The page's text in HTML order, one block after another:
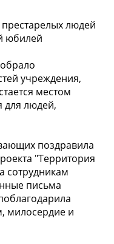
людей
юбилей
учреждения,
местом
для людей,
поздравила
"Территория
сотрудникам
письма
милосердие и